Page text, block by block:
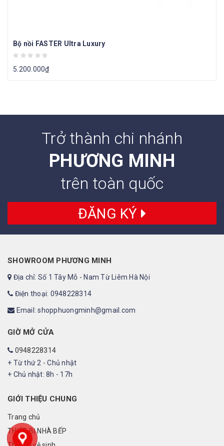
Bộ nồi FASTER Ultra Luxury
5.200.000₫
Trở thành chi nhánh
PHƯƠNG MINH
trên toàn quốc
ĐĂNG KÝ
SHOWROOM PHƯƠNG MINH
Địa chỉ: Số 1 Tây Mỗ - Nam Từ Liêm Hà Nội
Điện thoại: 0948228314
Email: shopphuongminh@gmail.com
GIỜ MỞ CỬA
0948228314
+ Từ thứ 2 - Chủ nhật
+ Chủ nhật: 8h - 17h
GIỚI THIỆU CHUNG
Trang chủ
THIẾT BỊ NHÀ BẾP